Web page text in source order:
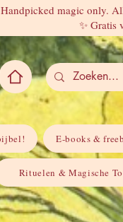
magic only.
✨ Gratis
E-books &
Rituelen & Magische